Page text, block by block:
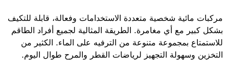
مركبات مائية شخصية متعددة الاستخدامات وفعالة، قابلة للتكيف
بشكل كبير مع أي مغامرة. الطريقة المثالية لجميع أفراد الطاقم
للاستمتاع بمجموعة متنوعة من الترفيه على الماء. الكثير من
التخزين وسهولة التجهيز لرياضات القطر والمرح طوال اليوم.